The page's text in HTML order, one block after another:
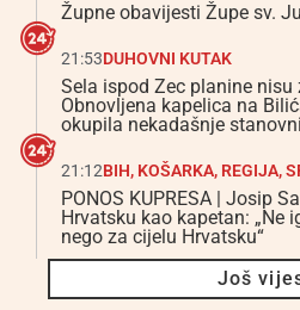
Župne obavijesti Župe sv.
21:53DUHOVNI KUTAK
Sela ispod Zec planine nisu
Obnovljena kapelica na
okupila nekadašnje
21:12BIH, KOŠARKA, REGIJA,
PONOS KUPRESA | Josip
Hrvatsku kao kapetan: „Ne
nego za cijelu Hrvatsku“
Još